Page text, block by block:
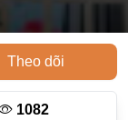
1082
Theo dõi